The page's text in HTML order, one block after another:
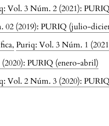
Vol. 3 Núm. 2 (2021):
02 (2019): PURIQ (julio-
,Puriq: Vol. 3 Núm. 1
PURIQ (enero-abril)
Vol. 2 Núm. 3 (2020):